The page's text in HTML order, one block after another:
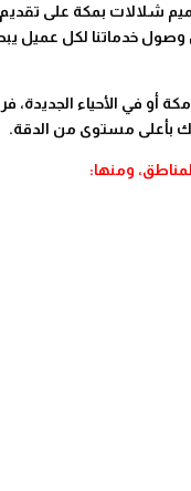
شلالات بمكة على تقديم
وصول خدماتنا لكل عميل
أو في الأحياء الجديدة،
بأعلى مستوى من الدقة.
ومنها: